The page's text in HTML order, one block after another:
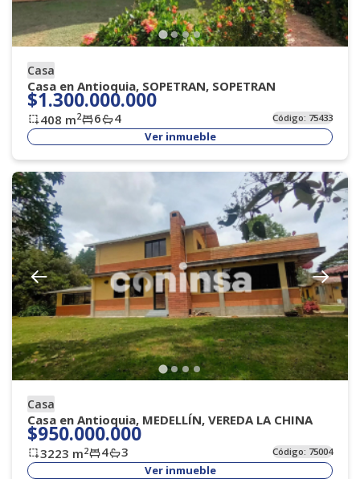
Casa
Casa en Antioquia, SOPETRAN, SOPETRAN
$1.300.000.000
408 m2 6 4 Código: 75433
Ver inmueble
Casa
Casa en Antioquia, MEDELLÍN, VEREDA LA CHINA
$950.000.000
3223 m2 4 3 Código: 75004
Ver inmueble